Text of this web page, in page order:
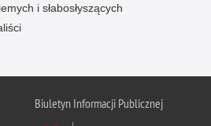
i słabosłyszących
Biuletyn Informacji Publicznej